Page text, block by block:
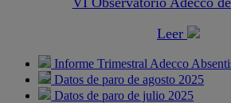
Leer
Informe Trimestral Adecco
Datos de paro de agosto 2025
Datos de paro de julio 2025